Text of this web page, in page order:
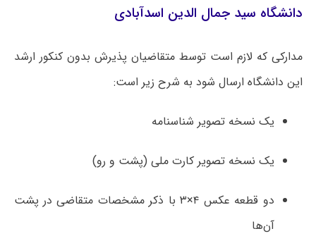
دانشگاه سید جمال الدین اسدآبادی
مدارکی که لازم است توسط متقاضیان پذیرش بدون کنکور ارشد
این دانشگاه ارسال شود به شرح زیر است:
یک نسخه تصویر شناسنامه
یک نسخه تصویر کارت ملی (پشت و رو)
دو قطعه عکس ۴×۳ با ذکر مشخصات متقاضی در پشت
آن‌ها